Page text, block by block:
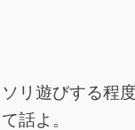
リ遊びする程
話よ。